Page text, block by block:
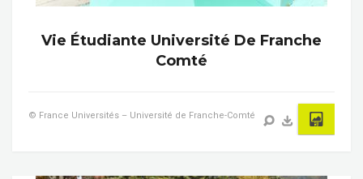
Vie Étudiante Université De Franche
Comté
© France Universités – Université de Franche-Comté